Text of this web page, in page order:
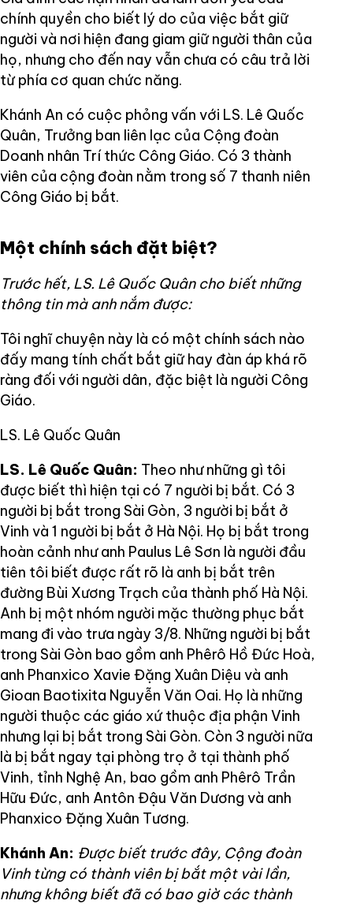
chính quyền cho biết lý do của việc bắt giữ
người và nơi hiện đang giam giữ người thân của
họ, nhưng cho đến nay vẫn chưa có câu trả lời
từ phía cơ quan chức năng.
Khánh An có cuộc phỏng vấn với LS. Lê Quốc
Quân, Trưởng ban liên lạc của Cộng đoàn
Doanh nhân Trí thức Công Giáo. Có 3 thành
viên của cộng đoàn nằm trong số 7 thanh niên
Công Giáo bị bắt.
Một chính sách đặt biệt?
Trước hết, LS. Lê Quốc Quân cho biết những
thông tin mà anh nắm được:
Tôi nghĩ chuyện này là có một chính sách nào
đấy mang tính chất bắt giữ hay đàn áp khá rõ
ràng đối với người dân, đặc biệt là người Công
Giáo.
LS. Lê Quốc Quân
LS. Lê Quốc Quân: Theo như những gì tôi
được biết thì hiện tại có 7 người bị bắt. Có 3
người bị bắt trong Sài Gòn, 3 người bị bắt ở
Vinh và 1 người bị bắt ở Hà Nội. Họ bị bắt trong
hoàn cảnh như anh Paulus Lê Sơn là người đầu
tiên tôi biết được rất rõ là anh bị bắt trên
đường Bùi Xương Trạch của thành phố Hà Nội.
Anh bị một nhóm người mặc thường phục bắt
mang đi vào trưa ngày 3/8. Những người bị bắt
trong Sài Gòn bao gồm anh Phêrô Hồ Đức Hoà,
anh Phanxico Xavie Đặng Xuân Diệu và anh
Gioan Baotixita Nguyễn Văn Oai. Họ là những
người thuộc các giáo xứ thuộc địa phận Vinh
nhưng lại bị bắt trong Sài Gòn. Còn 3 người nữa
là bị bắt ngay tại phòng trọ ở tại thành phố
Vinh, tỉnh Nghệ An, bao gồm anh Phêrô Trần
Hữu Đức, anh Antôn Đậu Văn Dương và anh
Phanxico Đặng Xuân Tương.
Khánh An: Được biết trước đây, Cộng đoàn
Vinh từng có thành viên bị bắt một vài lần,
nhưng không biết đã có bao giờ các thành